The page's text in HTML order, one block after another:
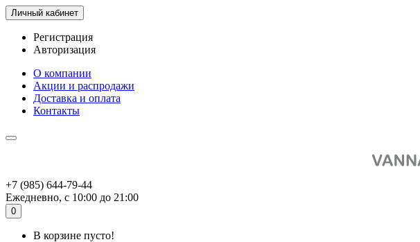
Личный кабинет
Регистрация
Авторизация
О компании
Акции и распродажи
Доставка и оплата
Контакты
+7 (985) 644-79-44
Ежедневно, с 10:00 до 21:00
0
В корзине пусто!